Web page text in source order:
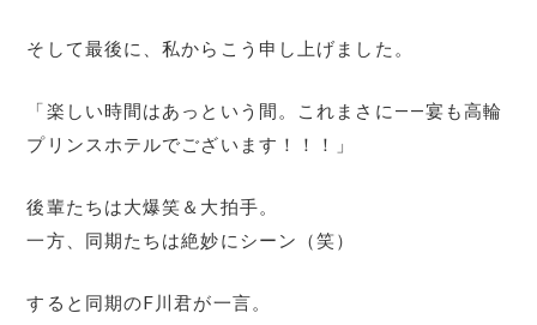
そして最後に、私からこう申し上げました。
「楽しい時間はあっという間。これまさに――宴も高輪
プリンスホテルでございます！！！」
後輩たちは大爆笑＆大拍手。
一方、同期たちは絶妙にシーン（笑）
すると同期のF川君が一言。